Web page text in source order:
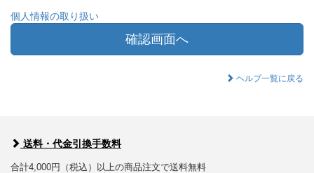
個人情報の取り扱い
確認画面へ
ヘルプ一覧に戻る
送料・代金引換手数料
合計4,000円（税込）以上の商品注文で送料無料